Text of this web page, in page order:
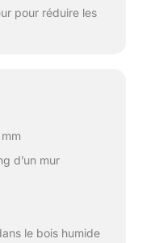
pour réduire les
d’un mur
le bois humide